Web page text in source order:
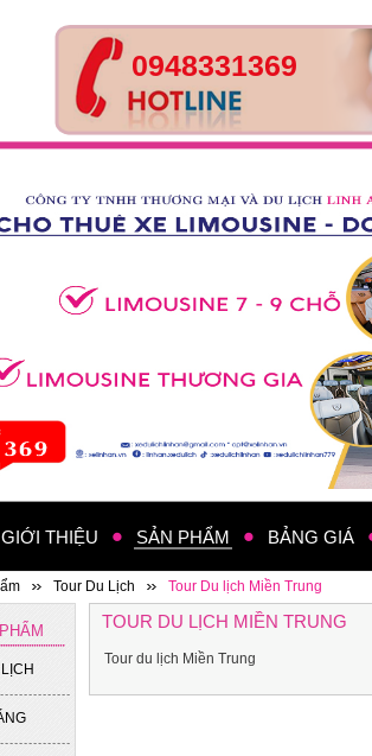
0948331369
GIỚI THIỆU SẢN PHẨM BẢNG GIÁ
Tour Du Lịch Tour Du lịch Miền Trung
TOUR DU LỊCH MIỀN TRUNG
Tour du lịch Miền Trung